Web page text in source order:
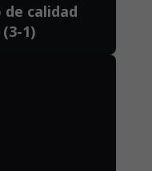
de calidad
1)